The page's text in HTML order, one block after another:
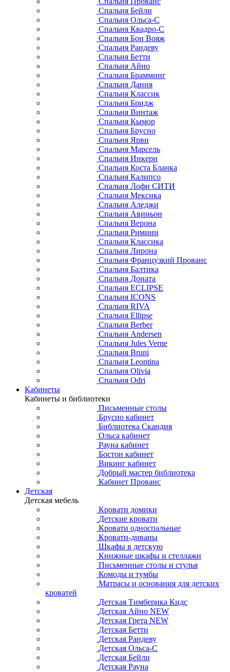
Спальня Бейли
Спальня Ольса-С
Спальня Квадро-С
Спальня Бон Вояж
Спальня Рандеву
Спальня Бетти
Спальня Айно
Спальня Брамминг
Спальня Дания
Спальня Классик
Спальня Бридж
Спальня Винтаж
Спальня Кымор
Спальня Брусно
Спальня Ярви
Спальня Марсель
Спальня Инкери
Спальня Коста Бланка
Спальня Калипсо
Спальня Лофи СИТИ
Спальня Мексика
Спальня Аледжи
Спальня Авиньон
Спальня Верона
Спальня Римини
Спальня Классика
Спальня Лирона
Спальня Французкий Прованс
Спальня Балтика
Спальня Доната
Спальня ECLIPSE
Спальня ICONS
Спальня RIVA
Спальня Ellipse
Спальня Berber
Спальня Andersen
Спальня Jules Verne
Спальня Bruni
Спальня Leontina
Спальня Olivia
Спальня Odri
Кабинеты
Кабинеты и библиотеки
Письменные столы
Брусно кабинет
Библиотека Скандия
Ольса кабинет
Рауна кабинет
Бостон кабинет
Викинг кабинет
Добрый мастер библиотека
Кабинет Прованс
Детская
Детская мебель
Кровати домики
Детские кровати
Кровати односпальные
Кровати-диваны
Шкафы в детскую
Книжные шкафы и стеллажи
Письменные столы и стулья
Комоды и тумбы
Матрасы и основания для детских
кроватей
Детская Тимберика Кидс
Детская Айно NEW
Детская Грета NEW
Детская Бетти
Детская Рандеву
Детская Ольса-С
Детская Бейли
Детская Рауна